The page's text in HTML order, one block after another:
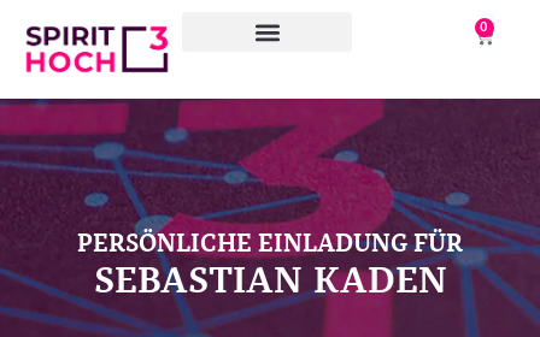
0
PERSÖNLICHE EINLADUNG FÜR
SEBASTIAN KADEN